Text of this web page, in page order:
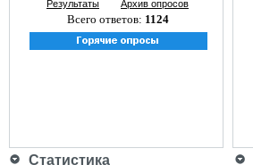
Результаты Архив опросов
Всего ответов: 1124
Статистика